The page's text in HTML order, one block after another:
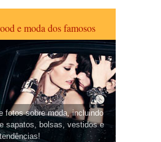
e moda dos famosos
fotos sobre moda, incluindo
sapatos, bolsas, vestidos e